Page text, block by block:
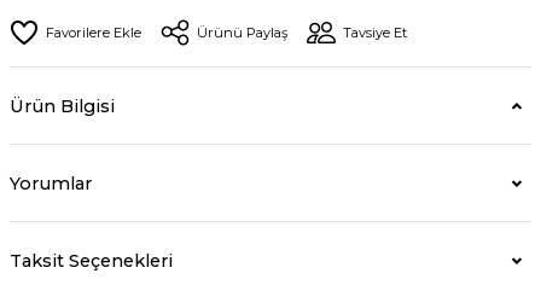
Ürünü Paylaş Tavsiye Et
Ürün Bilgisi
Yorumlar
Taksit Seçenekleri